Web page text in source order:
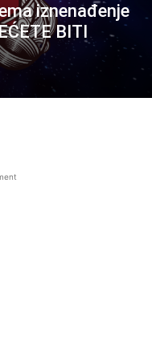
iznenađenje
BITI